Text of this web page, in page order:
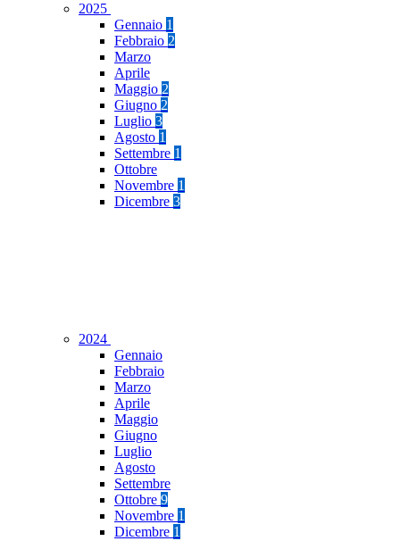
2025
Gennaio 1
Febbraio 2
Marzo
Aprile
Maggio 2
Giugno 2
Luglio 3
Agosto 1
Settembre 1
Ottobre
Novembre 1
Dicembre 3
2024
Gennaio
Febbraio
Marzo
Aprile
Maggio
Giugno
Luglio
Agosto
Settembre
Ottobre 9
Novembre 1
Dicembre 1